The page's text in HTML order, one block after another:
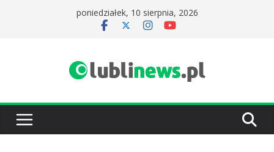
poniedziałek, 10 sierpnia, 2026